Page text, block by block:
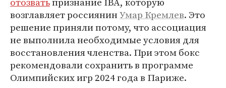
возглавляет россиянинУмар Кремлев. Это
решение приняли потому, что ассоциация
не выполнила необходимые условия для
восстановления членства. При этом бокс
рекомендовали сохранить в программе
Олимпийских игр 2024 года в Париже.